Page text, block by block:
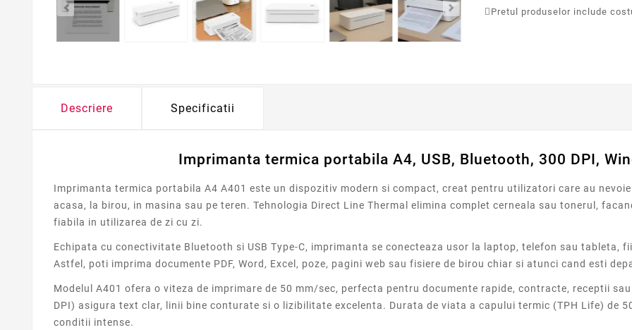
Pretul produselor include
Descriere Specificatii
Imprimanta termica portabila A4, USB, Bluetooth, 300 DPI,
Imprimanta termica portabila A4 A401 este un dispozitiv modern si compact, creat pentru utilizatori care au
acasa, la birou, in masina sau pe teren. Tehnologia Direct Line Thermal elimina complet cerneala sau tonerul,
fiabila in utilizarea de zi cu zi.
Echipata cu conectivitate Bluetooth si USB Type-C, imprimanta se conecteaza usor la laptop, telefon sau tableta,
Astfel, poti imprima documente PDF, Word, Excel, poze, pagini web sau fisiere de birou chiar si atunci cand esti
Modelul A401 ofera o viteza de imprimare de 50 mm/sec, perfecta pentru documente rapide, contracte, receptii
DPI) asigura text clar, linii bine conturate si o lizibilitate excelenta. Durata de viata a capului termic (TPH Life) de
conditii intense.